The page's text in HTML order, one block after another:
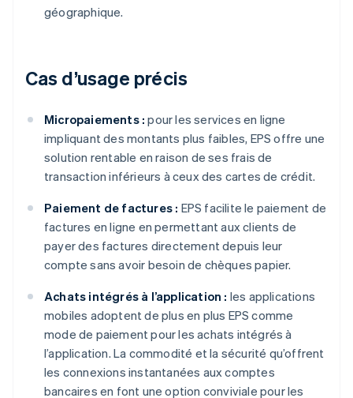
géographique.
Cas d’usage précis
Micropaiements : pour les services en ligne
impliquant des montants plus faibles, EPS offre une
solution rentable en raison de ses frais de
transaction inférieurs à ceux des cartes de crédit.
Paiement de factures : EPS facilite le paiement de
factures en ligne en permettant aux clients de
payer des factures directement depuis leur
compte sans avoir besoin de chèques papier.
Achats intégrés à l’application : les applications
mobiles adoptent de plus en plus EPS comme
mode de paiement pour les achats intégrés à
l’application. La commodité et la sécurité qu’offrent
les connexions instantanées aux comptes
bancaires en font une option conviviale pour les